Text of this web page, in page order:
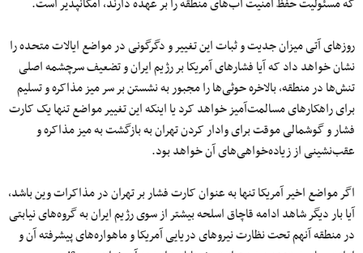
که مسئولیت حفظ امنیت آب‌های منطقه را بر عهده دارند، امکانپذیر است.
روزهای آتی میزان جدیت و ثبات این تغییر و دگرگونی در مواضع ایالات متحده را
نشان خواهد داد که آیا فشارهای آمریکا بر رژیم ایران و تضعیف سرچشمه اصلی
تنش‌ها در منطقه، بالاخره حوثی‌ها را مجبور به نشستن بر سر میز مذاکره و تسلیم
برای راهکارهای مسالمت‌آمیز خواهد کرد یا اینکه این تغییر مواضع تنها یک کارت
فشار و گوشمالی موقت برای وادار کردن تهران به بازگشت به میز مذاکره و
عقب‌نشینی از زیاده‌خواهی‌های آن خواهد بود.
اگر مواضع اخیر آمریکا تنها به عنوان کارت فشار بر تهران در مذاکرات وین باشد،
آیا بار دیگر شاهد ادامه قاچاق اسلحه بیشتر از سوی رژیم ایران به گروه‌های نیابتی
در منطقه آنهم تحت نظارت نیروهای دریایی آمریکا و ماهواره‌های پیشرفته آن و